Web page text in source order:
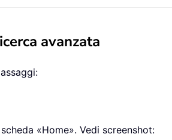
avanzata
«Home». Vedi screenshot: